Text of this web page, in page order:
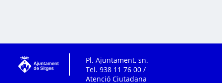
Pl. Ajuntament, sn.
Tel. 938 11 76 00 /
Atenció Ciutadana